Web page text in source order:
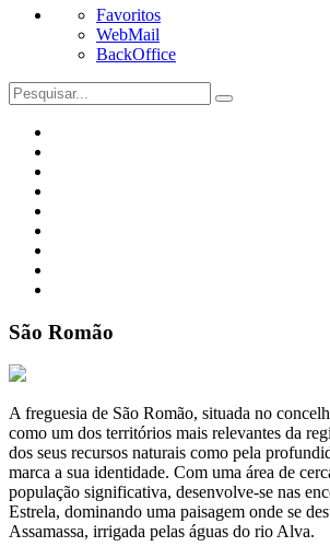
Favoritos
WebMail
BackOffice
São Romão
A freguesia de São Romão, situada no
como um dos territórios mais relevantes da
dos seus recursos naturais como pela
marca a sua identidade. Com uma área de
população significativa, desenvolve-se nas
Estrela, dominando uma paisagem onde se
Assamassa, irrigada pelas águas do rio Alva.